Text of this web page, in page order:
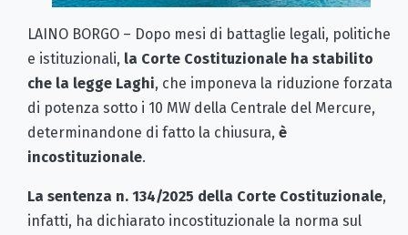
LAINO BORGO – Dopo mesi di battaglie legali, politiche
e istituzionali, la Corte Costituzionale ha stabilito
che la legge Laghi, che imponeva la riduzione forzata
di potenza sotto i 10 MW della Centrale del Mercure,
determinandone di fatto la chiusura, è
incostituzionale.
La sentenza n. 134/2025 della Corte Costituzionale,
infatti, ha dichiarato incostituzionale la norma sul